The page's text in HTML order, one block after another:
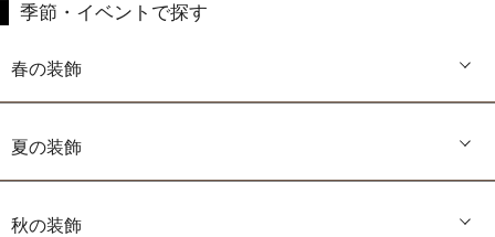
季節・イベントで探す
春の装飾
夏の装飾
秋の装飾